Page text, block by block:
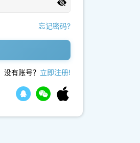
忘记密码?
没有账号？ 立即注册!